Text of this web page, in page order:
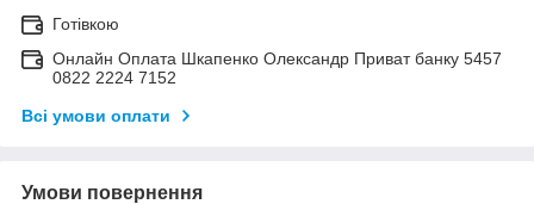
Готівкою
Онлайн Оплата Шкапенко Олександр Приват банку 5457
0822 2224 7152
Всі умови оплати
Умови повернення